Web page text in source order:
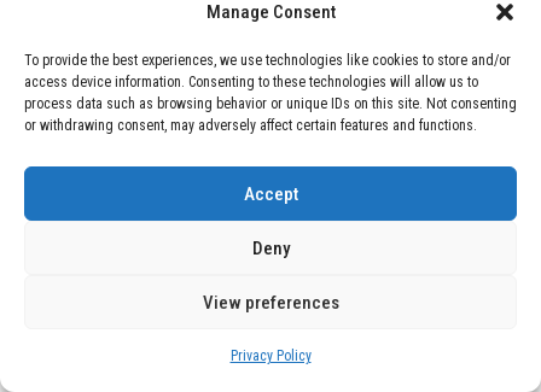
Manage Consent
To provide the best experiences, we use technologies like cookies to store and/or
access device information. Consenting to these technologies will allow us to
process data such as browsing behavior or unique IDs on this site. Not consenting
or withdrawing consent, may adversely affect certain features and functions.
Accept
Deny
View preferences
Privacy Policy
BLOG July 22, 2026
La Armada de EE. UU. Adopta la
Inteligencia Artificial para Predecir